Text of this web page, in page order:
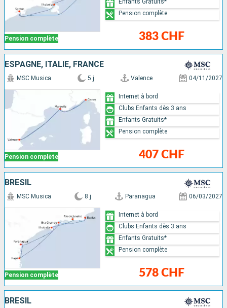
Pension complète 383 CHF
Enfants Gratuits*
Pension complète
ESPAGNE, ITALIE, FRANCE
Pension complète
MSC Musica 5 j Valence 04/11/2027
407 CHF
Internet à bord
Clubs Enfants dès 3 ans
Enfants Gratuits*
Pension complète
BRÉSIL
Pension complète
MSC Musica 8 j Paranagua 06/03/2027
578 CHF
Internet à bord
Clubs Enfants dès 3 ans
Enfants Gratuits*
Pension complète
BRÉSIL